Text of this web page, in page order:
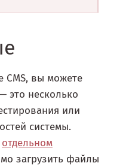
CMS, вы можете
это несколько
или
системы.
отдельном
загрузить файлы